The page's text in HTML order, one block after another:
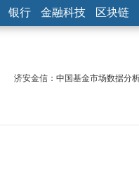
银行 金融科技 区块链
济安金信：中国基金市场数据分